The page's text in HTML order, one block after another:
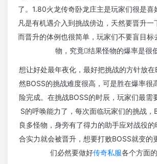
了。1.80火龙传奇卧龙庄主是玩家们很是喜
凡是有机遇介入到挑战傍边，天然要晋升一
而晋升的体例也很简单，玩家们不要盲目标
物，究竟结果怪物的爆率是很
想让好处最年夜化，最好把挑战的方针放在
然BOSS的挑战难度很高，可是胜在爆率很
险完成。在挑战BOSS的时辰，玩家们最需
S的呼唤能力了，每次面临玩家们的挑战，
良多怪物，身旁有了得力的助手应对战役
合实力就会被晋升，想要打败BOSS就变的
们必然要做好传奇私服各个方面的